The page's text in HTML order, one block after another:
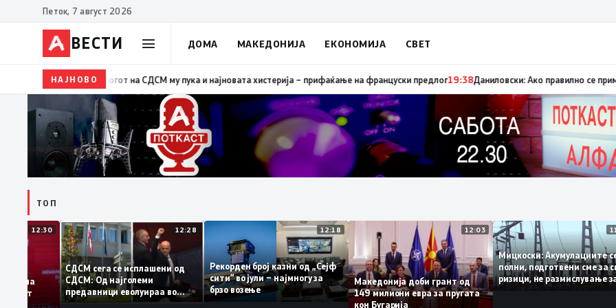
Петок, 7 август 2026
ВЕСТИ ДОМА МАКЕДОНИЈА ЕКОНОМИЈА СВЕТ
НАЈНОВО
19:39 ВМРО-ДПМНЕ: Како што му пукна меурот од сапуница „мигранти за пари“, така на талогот на СДСМ му пука и најновата
ТОП
12:30
на
12:28
СДСМ сега се исплашени од
СДСМ: Од најголеми
предавници еволуираа во
најголеми патриоти
12:18
Рекорден број казни од „Сејф
сити“ во јули – најмногу за
брзо возење
12:03
Македонија доби грант од
149 милиони евра за пругата
кон Бугарија
Мицкоски:
полни, подготвени сме
ризици, не
поскапување на